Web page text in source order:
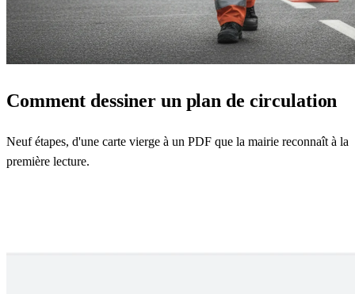
Comment dessiner un plan de circulation
Neuf étapes, d'une carte vierge à un PDF que la mairie reconnaît à la
première lecture.